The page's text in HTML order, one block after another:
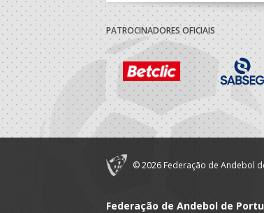
PATROCINADORES OFICIAIS
© 2026 Federação de Andebol
Federação de Andebol de